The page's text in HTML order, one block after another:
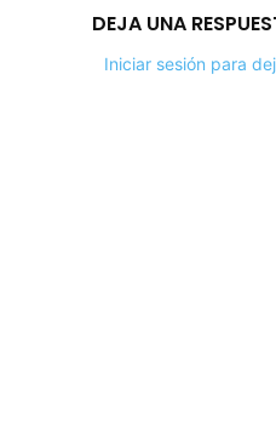
DEJA UNA
Iniciar sesión para